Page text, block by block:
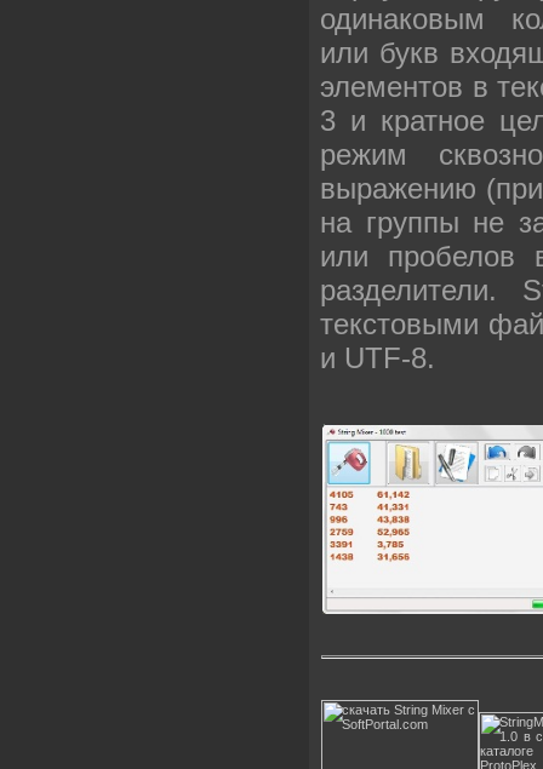
одинаковым
или букв
элементов в
3 и кратное
режим
выражению (при
на группы не
или пробелов
разделители.
текстовыми
и UTF-8.